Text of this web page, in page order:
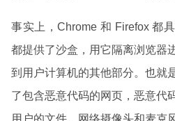
事实上，Chrome 和 Firefox 都
都提供了沙盒，用它隔离浏览器
到用户计算机的其他部分。也就
了包含恶意代码的网页，恶意代